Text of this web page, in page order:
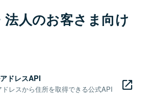
法人のお客さま向け
ドレスAPI
レスから住所を取得できる公式API